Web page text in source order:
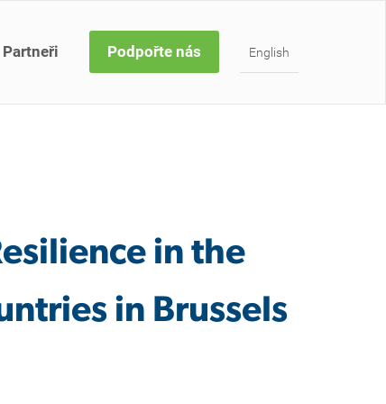
Partneři Podpořte nás English
in the
in Brussels